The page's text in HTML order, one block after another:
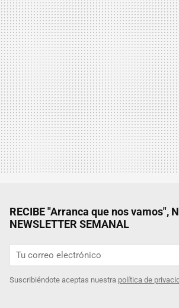
RECIBE "Arranca que nos vamos",
NEWSLETTER SEMANAL
Suscribiéndote aceptas nuestra política de